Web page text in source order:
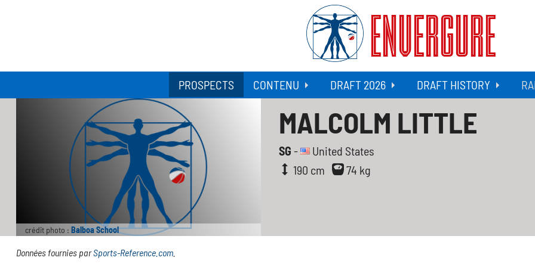
ENVERGURE
PROSPECTS CONTENU DRAFT 2026 DRAFT HISTORY
crédit photo : Balboa School
MALCOLM LITTLE
SG -
United States
190 cm
74 kg
Données fournies parSports-Reference.com